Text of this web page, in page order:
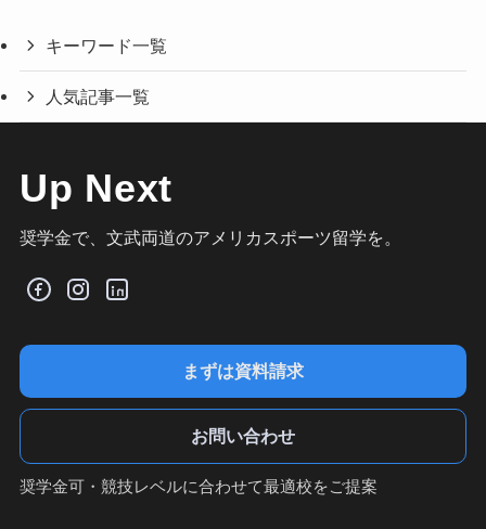
キーワード一覧
人気記事一覧
Up Next
奨学金で、文武両道のアメリカスポーツ留学を。
まずは資料請求
お問い合わせ
奨学金可・競技レベルに合わせて最適校をご提案